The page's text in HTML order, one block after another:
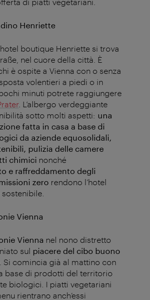
Henriette
boutique Henriette si trova
nel cuore della città. È
è ospite a Vienna con o senza
volentieri a piedi o in
minuti potrete raggiungere
. L’albergo verdeggiante
sotto molti aspetti: una
fatta in casa a base di
da aziende equosolidali,
pulizia delle camere
chimici nonché
e raffreddamento degli
zero rendono l’hotel
Vienna
Vienna nel nono distretto
sul piacere del cibo buono
. Si comincia già al mattino con
base di prodotti del territorio
biologici. I piatti vegetariani
rientrano anch’essi